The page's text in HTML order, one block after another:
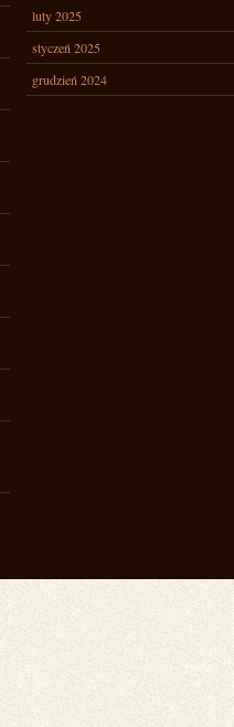
luty 2025
styczeń 2025
grudzień 2024